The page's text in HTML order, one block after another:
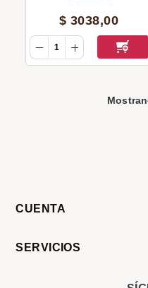
$ 3038,00
CUENTA
SERVICIOS